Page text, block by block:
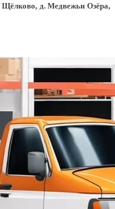
д. Медвежьи Озёра,